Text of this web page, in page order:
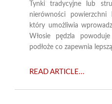
Tynki tradycyjne lub
nierówności powierzchni
który umożliwia
Włosie pędzla
podłoże co zapewnia
READ ARTICLE...